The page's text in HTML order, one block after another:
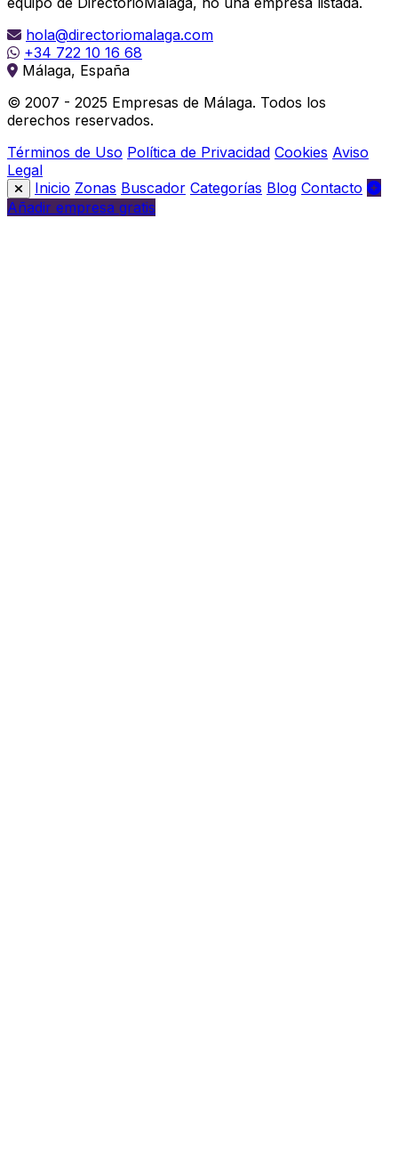
hola@directoriomalaga.com
+34 722 10 16 68
Málaga, España
© 2007 - 2025 Empresas de Málaga. Todos los
derechos reservados.
Términos de Uso Política de Privacidad Cookies Aviso
Legal
Inicio Zonas Buscador Categorías Blog Contacto
Añadir empresa gratis